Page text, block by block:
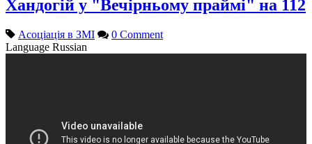
Хандогій у "Вечірньому праймі" на 112
Асоціація в ЗМІ
0 Comment
Language Russian